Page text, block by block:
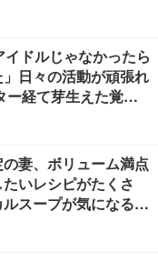
ドルじゃなかったら
日々の活動が頑張れ
ー経て芽生えた覚悟
妻、ボリューム満点
いレシピがたくさ
スープが気になる」